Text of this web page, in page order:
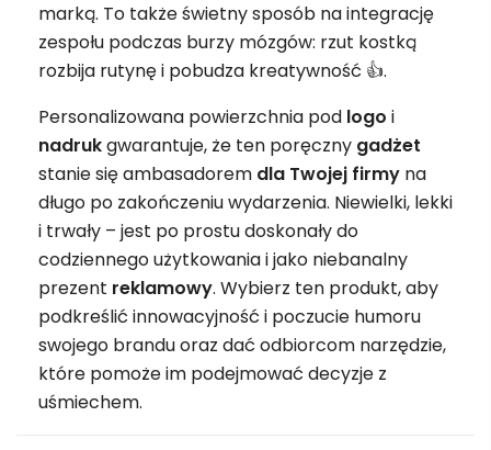
marką. To także świetny sposób na integrację
zespołu podczas burzy mózgów: rzut kostką
rozbija rutynę i pobudza kreatywność 👍.
Personalizowana powierzchnia pod logo i
nadrukgwarantuje, że ten poręczny gadżet
stanie się ambasadorem dla Twojej firmy na
długo po zakończeniu wydarzenia. Niewielki, lekki
i trwały – jest po prostu doskonały do
codziennego użytkowania i jako niebanalny
prezent reklamowy. Wybierz ten produkt, aby
podkreślić innowacyjność i poczucie humoru
swojego brandu oraz dać odbiorcom narzędzie,
które pomoże im podejmować decyzje z
uśmiechem.